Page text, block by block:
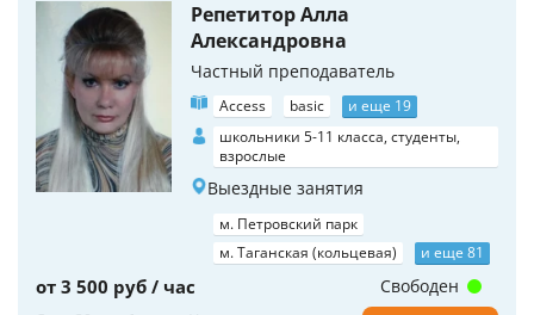
Репетитор Алла
Александровна
Частный преподаватель
Access basic
и еще 19
школьники 5-11 класса, студенты,
взрослые
Выездные занятия
м. Петровский парк
м. Таганская (кольцевая)
и еще 81
от 3 500 руб / час Свободен